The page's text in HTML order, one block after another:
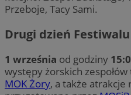
Przeboje, Tacy Sami.
Drugi dzień Festiwalu
1 września od godziny
występy żorskich
MOK Żory, a także